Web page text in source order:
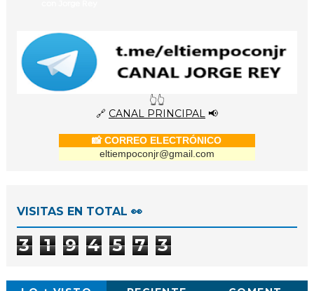
👆👆
🔗 CANAL PRINCIPAL📢
📸 CORREO ELECTRÓNICO
eltiempoconjr@gmail.com
VISITAS EN TOTAL 👀
3 1 9 4 5 7 3